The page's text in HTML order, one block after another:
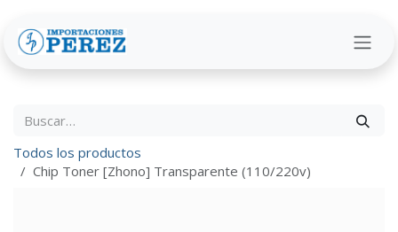
Todos los productos
Chip Toner [Zhono] Transparente (110/220v)